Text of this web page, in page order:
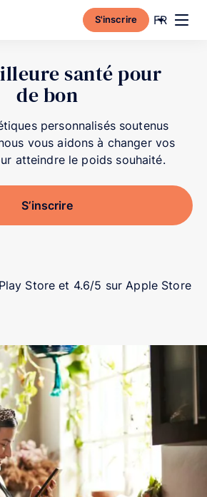
S'inscrire Current
FR
santé pour
de bon
personnalisés soutenus
vous aidons à changer vos
atteindre le poids souhaité.
S’inscrire
Store et 4.6/5 sur Apple Store